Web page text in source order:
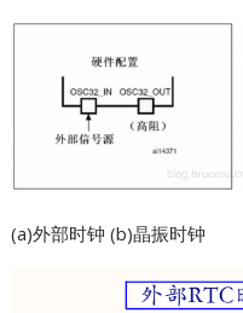
(a)外部时钟 (b)晶振时钟